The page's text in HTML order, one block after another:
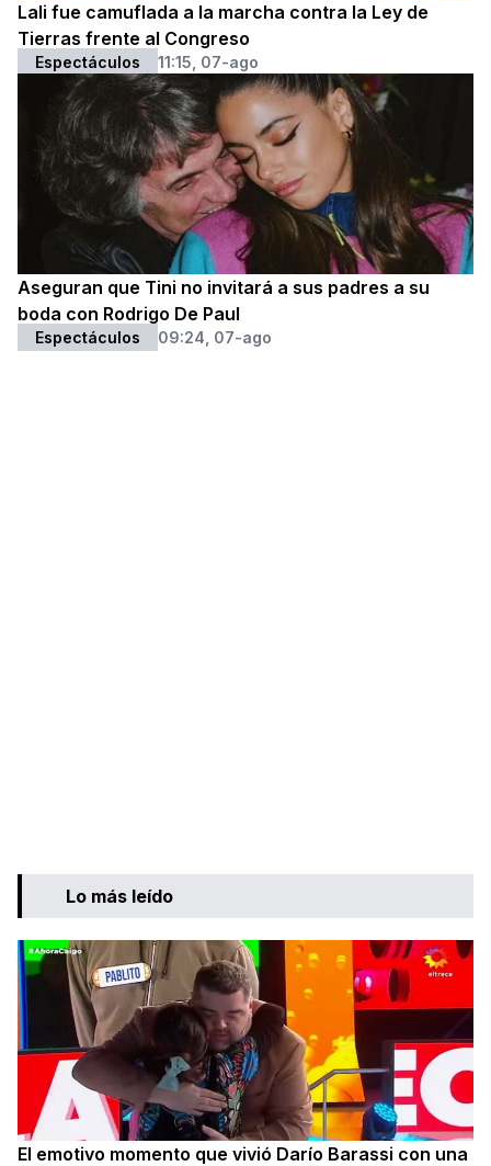
Lali fue camuflada a la marcha contra la Ley de
Tierras frente al Congreso
Espectáculos 11:15, 07-ago
Aseguran que Tini no invitará a sus padres a su
boda con Rodrigo De Paul
Espectáculos 09:24, 07-ago
Lo más leído
El emotivo momento que vivió Darío Barassi con una